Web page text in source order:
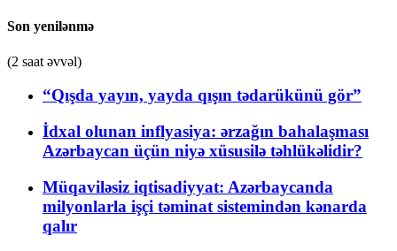
Son yenilənmə
(2 saat əvvəl)
“Qışda yayın, yayda qışın tədarükünü gör”
İdxal olunan inflyasiya: ərzağın bahalaşması
Azərbaycan üçün niyə xüsusilə təhlükəlidir?
Müqaviləsiz iqtisadiyyat: Azərbaycanda
milyonlarla işçi təminat sistemindən kənarda
qalır